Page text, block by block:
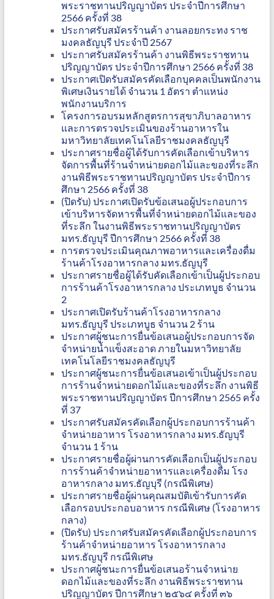
พระราชทานปริญญาบัตร ประจำปีการศึกษา
2566 ครั้งที่ 38
ประกาศรับสมัครร้านค้า งานลอยกระทง ราช
มงคลธัญบุรี ประจำปี 2567
ประกาศรับสมัครร้านค้า งานพิธีพระราชทาน
ปริญญาบัตร ประจำปีการศึกษา 2566 ครั้งที่ 38
ประกาศเปิดรับสมัครคัดเลือกบุคคลเป็นพนักงาน
พิเศษเงินรายได้ จำนวน 1 อัตรา ตำแหน่ง
พนักงานบริการ
โครงการอบรมหลักสูตรการสุขาภิบาลอาหาร
และการตรวจประเมินของร้านอาหารใน
มหาวิทยาลัยเทคโนโลยีราชมงคลธัญบุรี
ประกาศรายชื่อผู้ได้รับการคัดเลือกเข้าบริหาร
จัดการพื้นที่ร้านจำหน่ายดอกไม้และของที่ระลึก
งานพิธีพระราชทานปริญญาบัตร ประจำปีการ
ศึกษา 2566 ครั้งที่ 38
(ปิดรับ) ประกาศเปิดรับข้อเสนอผู้ประกอบการ
เข้าบริหารจัดหารพื้นที่จำหน่ายดอกไม้และของ
ที่ระลึก ในงานพิธีพระราชทานปริญญาบัตร
มทร.ธัญบุรี ปีการศึกษา 2566 ครั้งที่ 38
การตรวจประเมินคุณภาพอาหารและเครื่องดื่ม
ร้านค้าโรงอาหารกลาง มทร.ธัญบุรี
ประกาศรายชื่อผู้ได้รับคัดเลือกเข้าเป็นผู้ประกอบ
การร้านค้าโรงอาหารกลาง ประเภทบูธ จำนวน
2
ประกาศเปิดรับร้านค้าโรงอาหารกลาง
มทร.ธัญบุรี ประเภทบูธ จำนวน 2 ร้าน
ประกาศผู้ชนะการยื่นข้อเสนอผู้ประกอบการจัด
จำหน่ายน้ำแข็งสะอาด ภายในมหาวิทยาลัย
เทคโนโลยีราชมงคลธัญบุรี
ประกาศผู้ชนะการยื่นข้อเสนอเข้าเป็นผู้ประกอบ
การร้านจำหน่ายดอกไม้และของที่ระลึก งานพิธี
พระราชทานปริญญาบัตร ปีการศึกษา 2565 ครั้ง
ที่ 37
ประกาศรับสมัครคัดเลือกผู้ประกอบการร้านค้า
จำหน่ายอาหาร โรงอาหารกลาง มทร.ธัญบุรี
จำนวน 1 ร้าน
ประกาศรายชื่อผู้ผ่านการคัดเลือกเป็นผู้ประกอบ
การร้านค้าจำหน่ายอาหารและเครื่องดื่ม โรง
อาหารกลาง มทร.ธัญบุรี (กรณีพิเศษ)
ประกาศรายชื่อผู้ผ่านคุณสมบัติเข้ารับการคัด
เลือกรอบประกอบอาหาร กรณีพิเศษ (โรงอาหาร
กลาง)
(ปิดรับ) ประกาศรับสมัครคัดเลือกผู้ประกอบการ
ร้านค้าจำหน่ายอาหาร โรงอาหารกลาง
มทร.ธัญบุรี กรณีพิเศษ
ประกาศผู้ชนะการยื่นข้อเสนอร้านจำหน่าย
ดอกไม้และของที่ระลึก งานพิธีพระราชทาน
ปริญญาบัตร ปีการศึกษา ๒๕๖๔ ครั้งที่ ๓๖